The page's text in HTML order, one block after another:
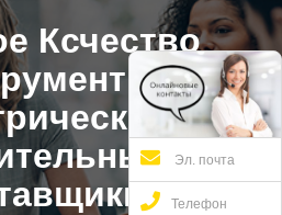
Ксчество
Эл. почта
Телефон